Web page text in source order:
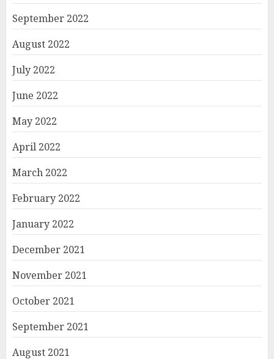
September 2022
August 2022
July 2022
June 2022
May 2022
April 2022
March 2022
February 2022
January 2022
December 2021
November 2021
October 2021
September 2021
August 2021